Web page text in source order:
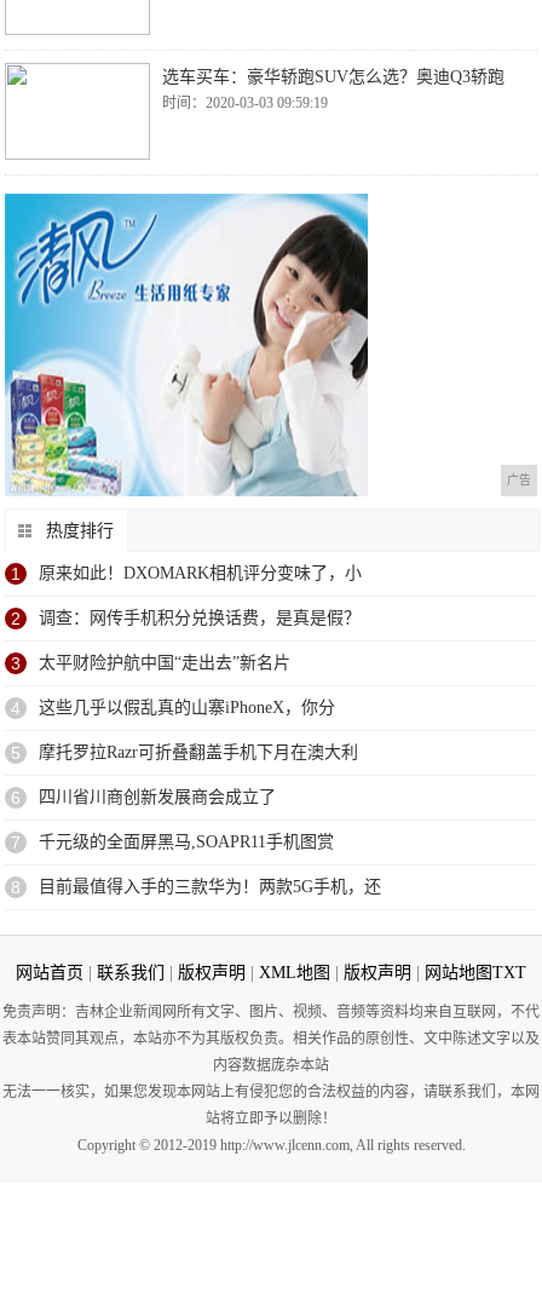
选车买车：豪华轿跑SUV怎么选？奥迪Q3轿跑
时间：2020-03-03 09:59:19
广告
热度排行
1 原来如此！DXOMARK相机评分变味了，小
2 调查：网传手机积分兑换话费，是真是假？
3 太平财险护航中国“走出去”新名片
4 这些几乎以假乱真的山寨iPhoneX，你分
5 摩托罗拉Razr可折叠翻盖手机下月在澳大利
6 四川省川商创新发展商会成立了
7 千元级的全面屏黑马,SOAPR11手机图赏
8 目前最值得入手的三款华为！两款5G手机，还
网站首页 联系我们 版权声明 XML地图 版权声明 网站地图TXT
免责声明：吉林企业新闻网所有文字、图片、视频、音频等资料均来自互联网，不代
表本站赞同其观点，本站亦不为其版权负责。相关作品的原创性、文中陈述文字以及
内容数据庞杂本站
无法一一核实，如果您发现本网站上有侵犯您的合法权益的内容，请联系我们，本网
站将立即予以删除！
Copyright © 2012-2019 http://www.jlcenn.com, All rights reserved.